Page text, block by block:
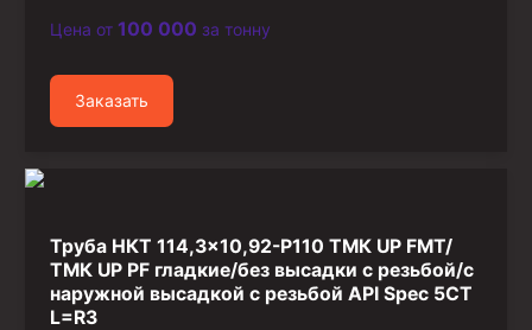
Цена от 100 000 за тонну
Заказать
Труба НКТ 114,3×10,92-P110 ТМК UP FMT/
ТМК UP PF гладкие/без высадки с резьбой/с
наружной высадкой с резьбой API Spec 5CT
L=R3